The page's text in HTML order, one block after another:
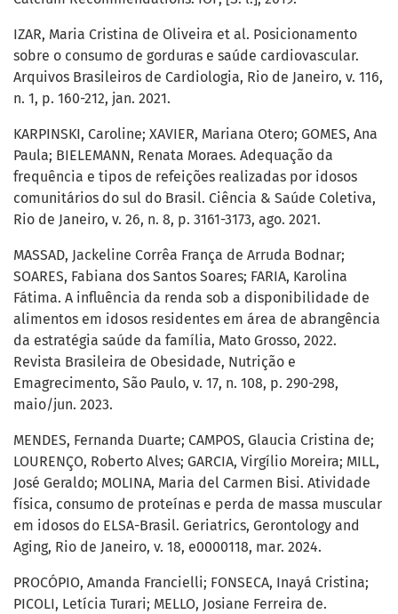
IZAR, Maria Cristina de Oliveira et al. Posicionamento
sobre o consumo de gorduras e saúde cardiovascular.
Arquivos Brasileiros de Cardiologia, Rio de Janeiro, v. 116,
n. 1, p. 160-212, jan. 2021.
KARPINSKI, Caroline; XAVIER, Mariana Otero; GOMES, Ana
Paula; BIELEMANN, Renata Moraes. Adequação da
frequência e tipos de refeições realizadas por idosos
comunitários do sul do Brasil. Ciência & Saúde Coletiva,
Rio de Janeiro, v. 26, n. 8, p. 3161-3173, ago. 2021.
MASSAD, Jackeline Corrêa França de Arruda Bodnar;
SOARES, Fabiana dos Santos Soares; FARIA, Karolina
Fátima. A influência da renda sob a disponibilidade de
alimentos em idosos residentes em área de abrangência
da estratégia saúde da família, Mato Grosso, 2022.
Revista Brasileira de Obesidade, Nutrição e
Emagrecimento, São Paulo, v. 17, n. 108, p. 290-298,
maio/jun. 2023.
MENDES, Fernanda Duarte; CAMPOS, Glaucia Cristina de;
LOURENÇO, Roberto Alves; GARCIA, Virgílio Moreira; MILL,
José Geraldo; MOLINA, Maria del Carmen Bisi. Atividade
física, consumo de proteínas e perda de massa muscular
em idosos do ELSA-Brasil. Geriatrics, Gerontology and
Aging, Rio de Janeiro, v. 18, e0000118, mar. 2024.
PROCÓPIO, Amanda Francielli; FONSECA, Inayá Cristina;
PICOLI, Letícia Turari; MELLO, Josiane Ferreira de.